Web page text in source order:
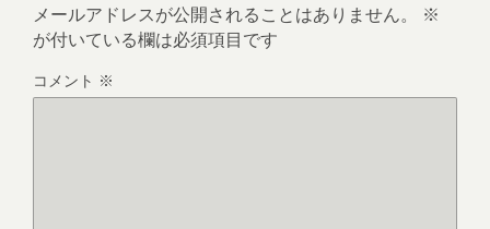
メールアドレスが公開されることはありません。
※
が付いている欄は必須項目です
コメント ※